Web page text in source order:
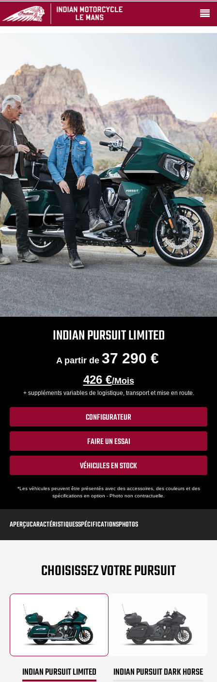
INDIAN PURSUIT LIMITED
A partir de 37 290 €
426 €/Mois
+ suppléments variables de logistique, transport et mise en route.
CONFIGURATEUR
FAIRE UN ESSAI
VÉHICULES EN STOCK
*Les véhicules peuvent être présentés avec des accessoires, des couleurs et des
spécifications en option - Photo non contractuelle.
APERÇUCARACTÉRISTIQUESSPÉCIFICATIONSPHOTOS
CHOISISSEZ VOTRE PURSUIT
INDIAN PURSUIT LIMITED INDIAN PURSUIT DARK HORSE